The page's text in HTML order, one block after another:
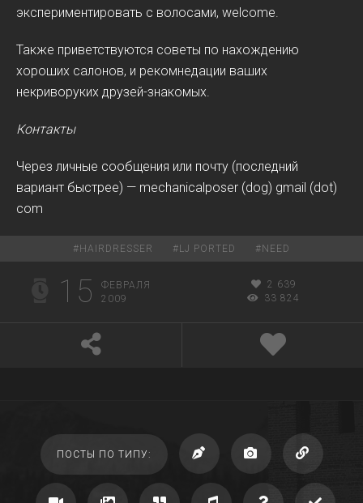
экспериментировать с волосами, welcome.
Также приветствуются советы по нахождению
хороших салонов, и рекомнедации ваших
некриворуких друзей-знакомых.
Контакты
Через личные сообщения или почту (последний
вариант быстрее) — mechanicalposer (dog) gmail (dot)
com
#HAIRDRESSER #LJ PORTED #NEED
15
ФЕВРАЛЯ
2009
2 639
33 824
ПОСТЫ ПО ТИПУ: